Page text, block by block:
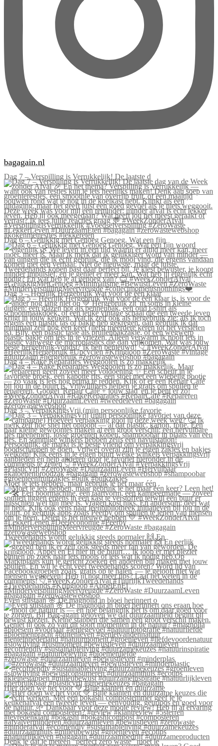
bagagain.nl
Dag 7 – Verspilling is Verrukkelijk! De laatste d
Dag 6 – Gelukkig met Genoeg Genoeg. Wat een fijn
Dag 5 – Heerlijk Hergebruik Wat voor de één klaar
Dag 4 – Rake Reparaties Weggooien is zo makkelijk
Dag 3 – VerpakkingsVrij (mijn persoonlijke favorie
Moet je iets hebben, maar gebruik je het maar één
Tweedehands wordt gelukkig steeds normaler 🙌 En
Even stilstaan 🌸 De magnolia in bloei herinnert o
#zerowaste #duurzaamleven #bewustleven #minderplas
Hier doen we het voor 💚 Blije klanten én duurzame
Denk je dat je meteen “perfect zero waste” moet le